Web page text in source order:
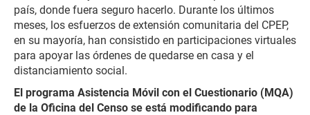
país, donde fuera seguro hacerlo. Durante los últimos
meses, los esfuerzos de extensión comunitaria del CPEP,
en su mayoría, han consistido en participaciones virtuales
para apoyar las órdenes de quedarse en casa y el
distanciamiento social.
El programa Asistencia Móvil con el Cuestionario (MQA)
de la Oficina del Censo se está modificando para